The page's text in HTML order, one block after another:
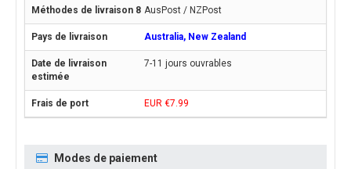
AusPost / NZPost
Australia, New Zealand
7-11 jours ouvrables
EUR €7.99
Modes de paiement